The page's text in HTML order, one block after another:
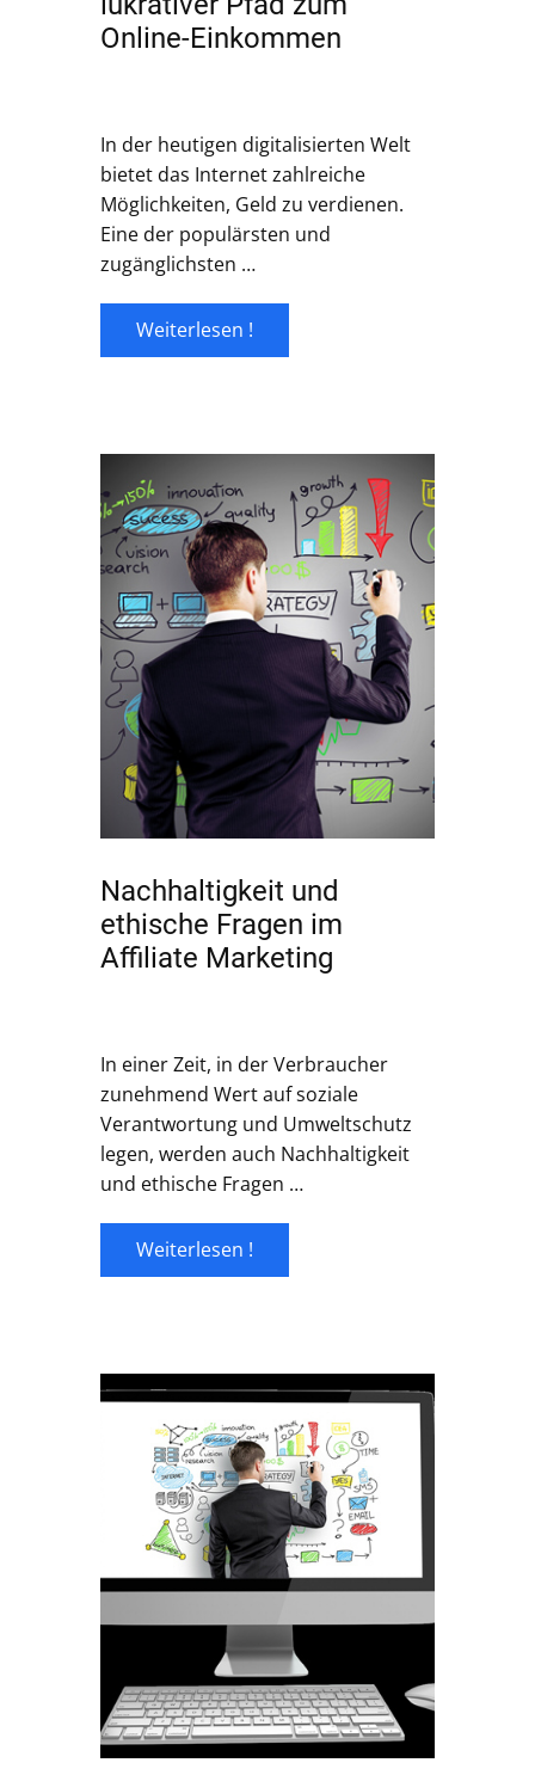
Online-Einkommen
In der heutigen digitalisierten Welt
bietet das Internet zahlreiche
Möglichkeiten, Geld zu verdienen.
Eine der populärsten und
zugänglichsten …
Weiterlesen !
Nachhaltigkeit und
ethische Fragen im
Affiliate Marketing
In einer Zeit, in der Verbraucher
zunehmend Wert auf soziale
Verantwortung und Umweltschutz
legen, werden auch Nachhaltigkeit
und ethische Fragen …
Weiterlesen !